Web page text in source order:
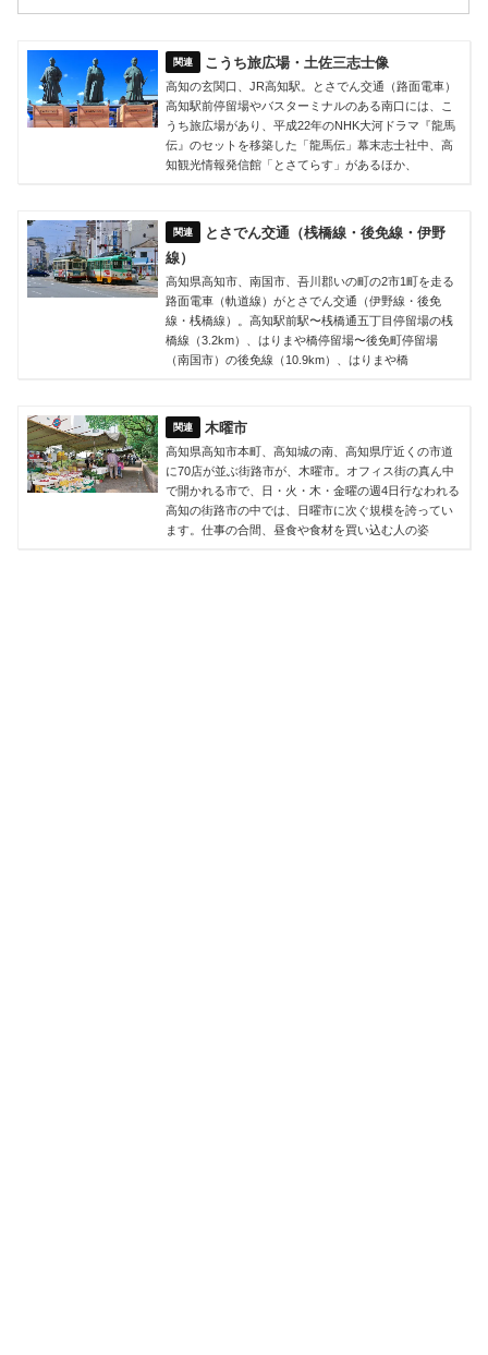
こうち旅広場・土佐三志士像
高知の玄関口、JR高知駅。とさでん交通（路面電車）
高知駅前停留場やバスターミナルのある南口には、こ
うち旅広場があり、平成22年のNHK大河ドラマ『龍馬
伝』のセットを移築した「龍馬伝」幕末志士社中、高
知観光情報発信館「とさてらす」があるほか、
とさでん交通（桟橋線・後免線・伊野
線）
高知県高知市、南国市、吾川郡いの町の2市1町を走る
路面電車（軌道線）がとさでん交通（伊野線・後免
線・桟橋線）。高知駅前駅〜桟橋通五丁目停留場の桟
橋線（3.2km）、はりまや橋停留場〜後免町停留場
（南国市）の後免線（10.9km）、はりまや橋
木曜市
高知県高知市本町、高知城の南、高知県庁近くの市道
に70店が並ぶ街路市が、木曜市。オフィス街の真ん中
で開かれる市で、日・火・木・金曜の週4日行なわれる
高知の街路市の中では、日曜市に次ぐ規模を誇ってい
ます。仕事の合間、昼食や食材を買い込む人の姿